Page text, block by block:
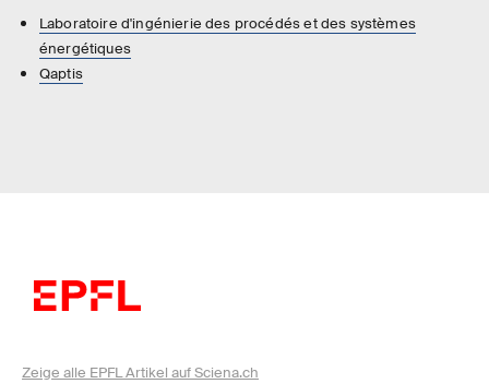
Laboratoire d'ingénierie des procédés et des systèmes
énergétiques
Qaptis
Zeige alle EPFL Artikel auf Sciena.ch